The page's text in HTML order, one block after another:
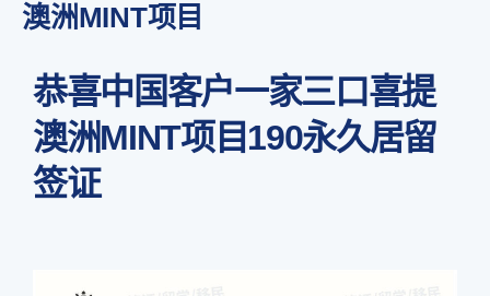
澳洲MINT项目
恭喜中国客户一家三口喜提
澳洲MINT项目190永久居留
签证